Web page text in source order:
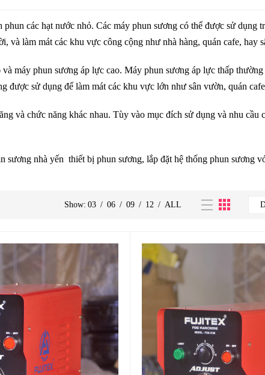
các hạt nước nhỏ. Các máy phun sương có thể được sử dụng
và làm mát các khu vực công cộng như nhà hàng, quán cafe, hay
máy phun sương áp lực cao. Máy phun sương áp lực thấp
sử dụng để làm mát các khu vực lớn như sân vườn, quán
và chức năng khác nhau. Tùy vào mục đích sử dụng và nhu cầu
sương nhà yến thiết bị phun sương, lắp đặt hệ thống phun sương
Show: 03 / 06 / 09 / 12 / ALL